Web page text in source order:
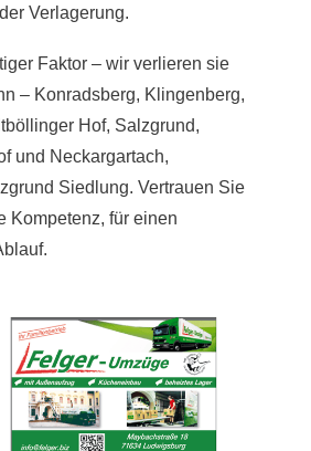
Verlagerung.
Faktor – wir verlieren sie
– Konradsberg, Klingenberg,
Hof, Salzgrund,
und Neckargartach,
Siedlung. Vertrauen Sie
Kompetenz, für einen